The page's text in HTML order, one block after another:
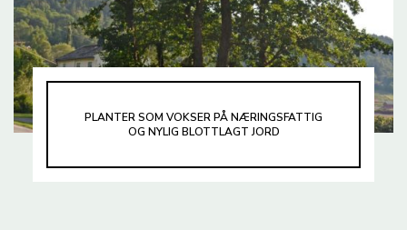
PLANTER SOM VOKSER PÅ NÆRINGSFATTIG
OG NYLIG BLOTTLAGT JORD